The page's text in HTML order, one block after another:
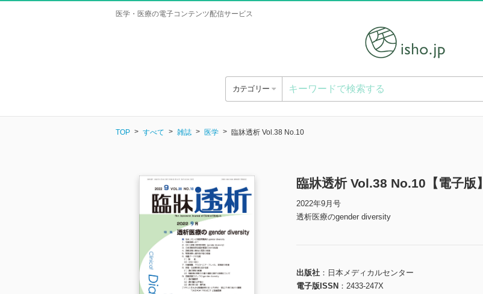
医学・医療の電子コンテンツ配信サービス
カテゴリー
TOP すべて 雑誌 医学 臨牀透析 Vol.38 No.10
臨牀透析 Vol.38 No.10【電子版】
2022年9月号
透析医療のgender diversity
出版社
日本メディカルセンター
電子版ISSN
2433-247X